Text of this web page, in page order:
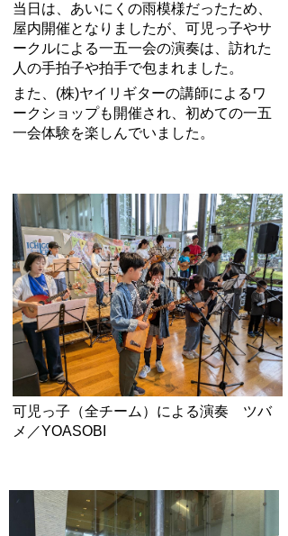
当日は、あいにくの雨模様だったため、
屋内開催となりましたが、可児っ子やサ
ークルによる一五一会の演奏は、訪れた
人の手拍子や拍手で包まれました。
また、 (株)ヤイリギターの講師によるワ
ークショップも開催され、初めての一五
一会体験を楽しんでいました。
可児っ子（全チーム）による演奏 ツバ
メ／YOASOBI